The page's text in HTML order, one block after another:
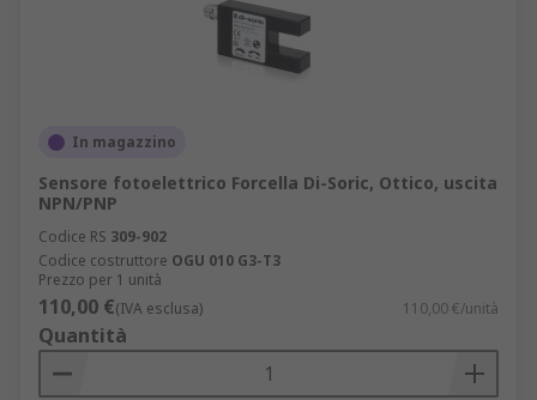
In magazzino
Sensore fotoelettrico Forcella Di-Soric, Ottico, uscita
NPN/PNP
Codice RS 309-902
Codice costruttore OGU 010 G3-T3
Prezzo per 1 unità
110,00 €(IVA esclusa) 110,00 €/unità
Quantità